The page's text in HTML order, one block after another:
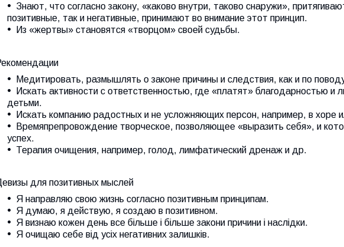
Знают, что согласно закону, «каково внутри, таково снаружи»,
позитивные, так и негативные, принимают во внимание этот принцип.
Из «жертвы» становятся «творцом» своей судьбы.
Медитировать, размышлять о законе причины и следствия, как и по
Искать активности с ответственностью, где «платят» благодарностью и
детьми.
Искать компанию радостных и не усложняющих персон, например, в хоре
Времяпрепровождение творческое, позволяющее «выразить себя», и
успех.
Терапия очищения, например, голод, лимфатический дренаж и др.
для позитивных мыслей
Я направляю свою жизнь согласно позитивным принципам.
Я думаю, я действую, я создаю в позитивном.
Я визнаю кожен день все більше і більше закони причини і наслідки.
Я очищаю себе від усіх негативних залишків.